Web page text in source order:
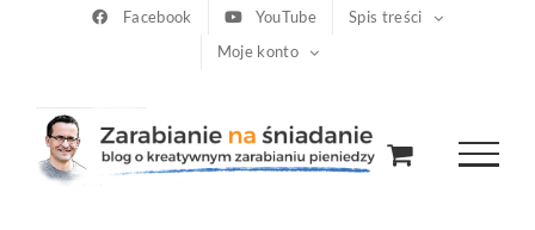
Facebook YouTube
Spis treści
Moje konto